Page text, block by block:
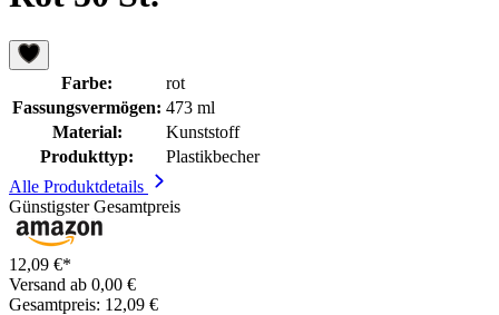
Farbe:
rot
Fassungsvermögen: 473 ml
Material:
Kunststoff
Produkttyp:
Plastikbecher
Alle Produktdetails
Günstigster Gesamtpreis
12,09 €*
Versand ab 0,00 €
Gesamtpreis: 12,09 €